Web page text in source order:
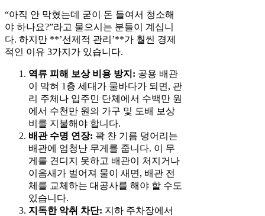
“아직 안 막혔는데 굳이 돈 들여서 청소해
야 하나요?”라고 물으시는 분들이 계십니
다. 하지만 **’선제적 관리’**가 훨씬 경제
적인 이유 3가지가 있습니다.
역류 피해 보상 비용 방지: 공용 배관
이 막혀 1층 세대가 물바다가 되면, 관
리 주체나 입주민 단체에서 수백만 원
에서 수천만 원의 가구 및 도배 보상
비를 지불해야 합니다.
배관 수명 연장: 꽉 찬 기름 덩어리는
배관에 엄청난 무게를 줍니다. 이 무
게를 견디지 못하고 배관이 처지거나
이음새가 벌어져 물이 새면, 배관 전
체를 교체하는 대공사를 해야 할 수도
있습니다.
지독한 악취 차단: 지하 주차장에서